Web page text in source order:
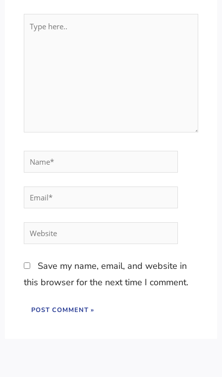
Type
Name*
Email*
Website
Save my name, email, and website in
this browser for the next time I comment.